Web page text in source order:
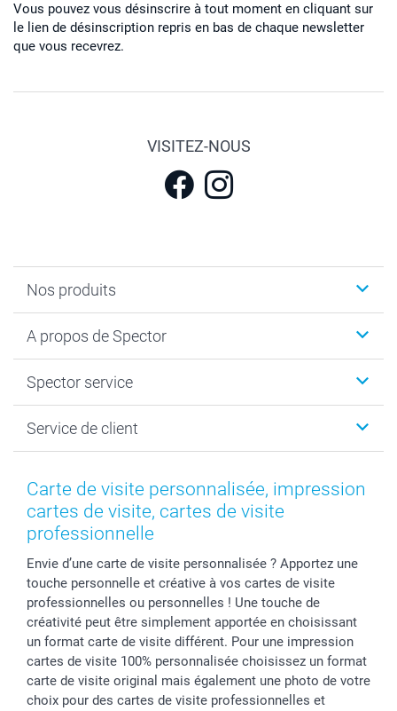
Vous pouvez vous désinscrire à tout moment en cliquant sur
le lien de désinscription repris en bas de chaque newsletter
que vous recevrez.
VISITEZ-NOUS
Nos produits
Faire-part & Cartes
Livre photo
Développement photo & Tirage photo
Cadres photo, accessoires déco & bonbons
Coques smartphone
Stickers & Etiquettes
A propos de Spector
Plan du site
Vie privée
Spector service
smartbonus
Statut de ma commnade
Service de client
Carte de visite personnalisée, impression
cartes de visite, cartes de visite
professionnelle
Envie d’une carte de visite personnalisée ? Apportez une
touche personnelle et créative à vos cartes de visite
professionnelles ou personnelles ! Une touche de
créativité peut être simplement apportée en choisissant
un format carte de visite différent. Pour une impression
cartes de visite 100% personnalisée choisissez un format
carte de visite original mais également une photo de votre
choix pour des cartes de visite professionnelles et